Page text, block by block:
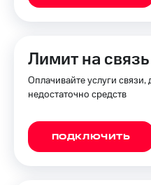
Лимит на
Оплачивайте услуги связи,
недостаточно средств
ПОДКЛЮЧИТЬ